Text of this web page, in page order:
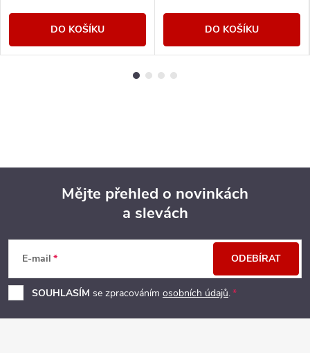
DO KOŠÍKU DO KOŠÍKU
p
a
Mějte přehled o novinkách
a slevách
E-mail
SOUHLASÍM se zpracováním osobních údajů.
ODEBÍRAT